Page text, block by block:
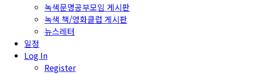
녹색문명공부모임 게시판
녹색 책/영화클럽 게시판
뉴스레터
일정
Log In
Register